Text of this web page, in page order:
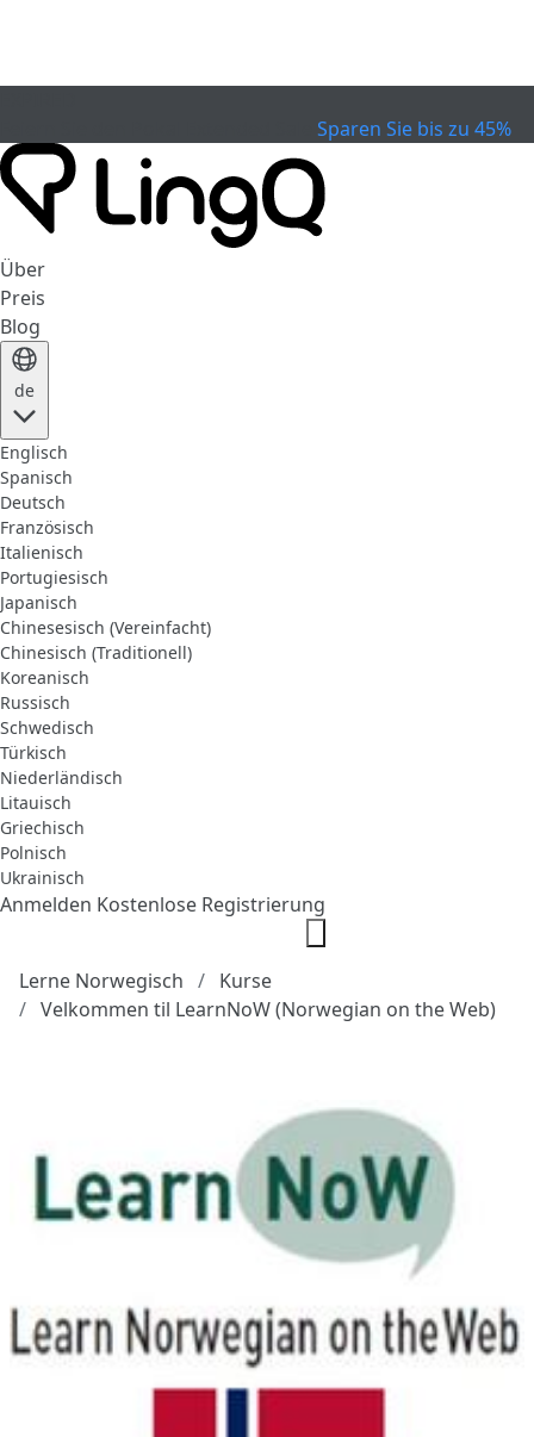
Sparen Sie bis zu 45%
Über
Preis
Blog
de
Englisch
Spanisch
Deutsch
Französisch
Italienisch
Portugiesisch
Japanisch
Chinesesisch (Vereinfacht)
Chinesisch (Traditionell)
Koreanisch
Russisch
Schwedisch
Türkisch
Niederländisch
Litauisch
Griechisch
Polnisch
Ukrainisch
Anmelden Kostenlose Registrierung
Lerne Norwegisch
Kurse
Velkommen til LearnNoW (Norwegian on the Web)